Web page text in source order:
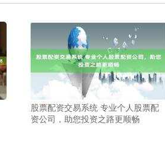
股票配资交易系统 专业个人股票配
资公司，助您投资之路更顺畅